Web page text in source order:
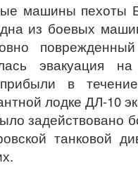
машины пехоты
из боевых
эвакуация
в
лодке ДЛ-10
задействовано
танковой